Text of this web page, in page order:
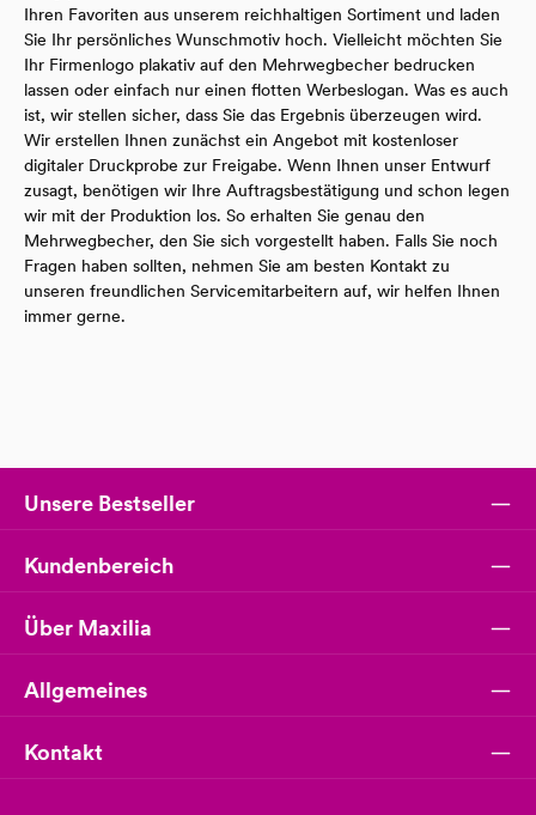
Ihren Favoriten aus unserem reichhaltigen Sortiment und laden
Sie Ihr persönliches Wunschmotiv hoch. Vielleicht möchten Sie
Ihr Firmenlogo plakativ auf den Mehrwegbecher bedrucken
lassen oder einfach nur einen flotten Werbeslogan. Was es auch
ist, wir stellen sicher, dass Sie das Ergebnis überzeugen wird.
Wir erstellen Ihnen zunächst ein Angebot mit kostenloser
digitaler Druckprobe zur Freigabe. Wenn Ihnen unser Entwurf
zusagt, benötigen wir Ihre Auftragsbestätigung und schon legen
wir mit der Produktion los. So erhalten Sie genau den
Mehrwegbecher, den Sie sich vorgestellt haben. Falls Sie noch
Fragen haben sollten, nehmen Sie am besten Kontakt zu
unseren freundlichen Servicemitarbeitern auf, wir helfen Ihnen
immer gerne.
Unsere Bestseller
Kundenbereich
Über Maxilia
Allgemeines
Kontakt